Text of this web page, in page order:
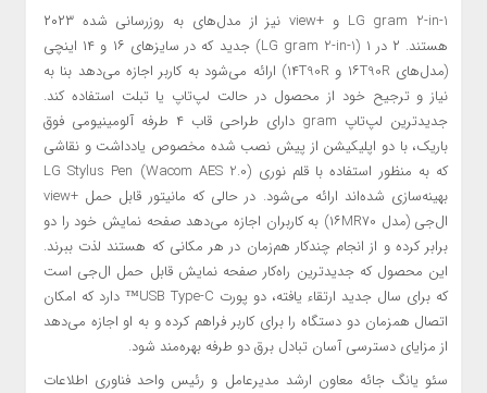
LG gram 2-in-1 و +view نیز از مدل‌های به روزرسانی شده ۲۰۲۳
هستند. ۲ در ۱ (LG gram 2-in-1) جدید که در سایزهای ۱۶ و ۱۴ اینچی
(مدل‌های ۱۶T90R و ۱۴T90R) ارائه می‌شود به کاربر اجازه می‌دهد بنا به
نیاز و ترجیح خود از محصول در حالت لپ‌تاپ یا تبلت استفاده کند.
جدیدترین لپ‌تاپ gram دارای طراحی قاب ۴ طرفه آلومینیومی فوق
باریک، با دو اپلیکیشن از پیش نصب شده مخصوص یادداشت و نقاشی
که به منظور استفاده با قلم نوری LG Stylus Pen (Wacom AES 2.0)
بهینه‌سازی شده‌اند ارائه می‌شود. در حالی که مانیتور قابل حمل +view
ال‌جی (مدل ۱۶MR70) به کاربران اجازه می‌دهد صفحه نمایش خود را دو
برابر کرده و از انجام چندکار هم‌زمان در هر مکانی که هستند لذت ببرند.
این محصول که جدیدترین راه‌کار صفحه نمایش قابل حمل ال‌جی است
که برای سال جدید ارتقاء یافته، دو پورت USB Type-C™ دارد که امکان
اتصال همزمان دو دستگاه را برای کاربر فراهم کرده و به او اجازه می‌دهد
از مزایای دسترسی آسان تبادل برق دو طرفه بهره‌مند شود.
سئو یانگ جائه معاون ارشد مدیرعامل و رئیس واحد فناوری اطلاعات